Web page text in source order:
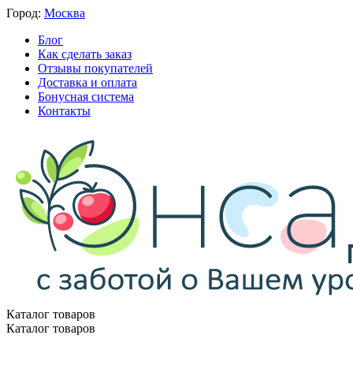
Город: Москва
Блог
Как сделать заказ
Отзывы покупателей
Доставка и оплата
Бонусная система
Контакты
Каталог товаров
Каталог товаров